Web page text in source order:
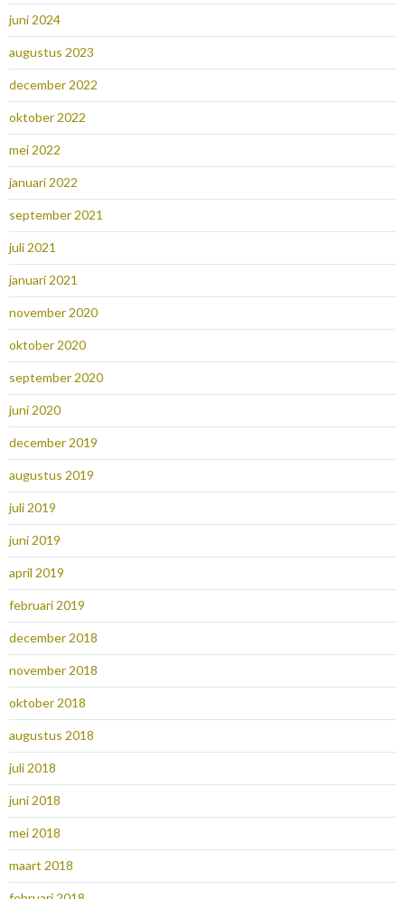
juni 2024
augustus 2023
december 2022
oktober 2022
mei 2022
januari 2022
september 2021
juli 2021
januari 2021
november 2020
oktober 2020
september 2020
juni 2020
december 2019
augustus 2019
juli 2019
juni 2019
april 2019
februari 2019
december 2018
november 2018
oktober 2018
augustus 2018
juli 2018
juni 2018
mei 2018
maart 2018